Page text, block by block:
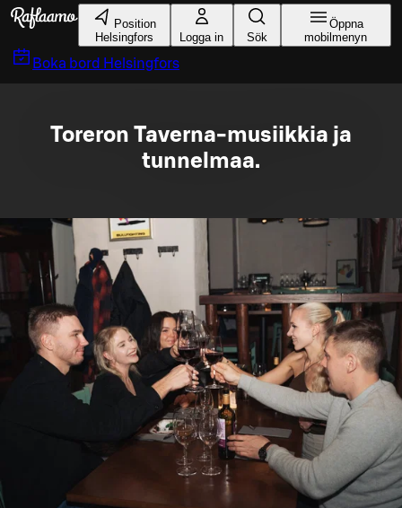
Gå till huvudinnehållet
Position
Helsingfors
Logga in Sök
Öppna
mobilmenyn
Boka bord Helsingfors
Toreron Taverna-musiikkia ja
tunnelmaa.